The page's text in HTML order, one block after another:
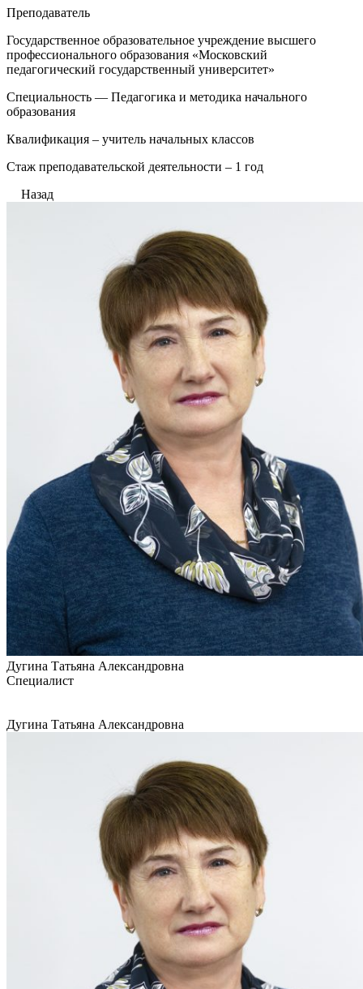
Преподаватель
Государственное образовательное учреждение высшего
профессионального образования «Московский
педагогический государственный университет»
Специальность — Педагогика и методика начального
образования
Квалификация – учитель начальных классов
Стаж преподавательской деятельности – 1 год
Назад
Дугина Татьяна Александровна
Специалист
Дугина Татьяна Александровна